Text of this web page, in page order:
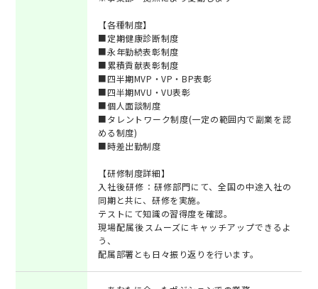
【各種制度】
■定期健康診断制度
■永年勤続表彰制度
■累積貢献表彰制度
■四半期MVP・VP・BP表彰
■四半期MVU・VU表彰
■個人面談制度
■タレントワーク制度(一定の範囲内で副業を認
める制度)
■時差出勤制度
【研修制度詳細】
入社後研修：研修部門にて、全国の中途入社の
同期と共に、研修を実施。
テストにて知識の習得度を確認。
現場配属後スムーズにキャッチアップできるよ
う、
配属部署とも日々振り返りを行います。